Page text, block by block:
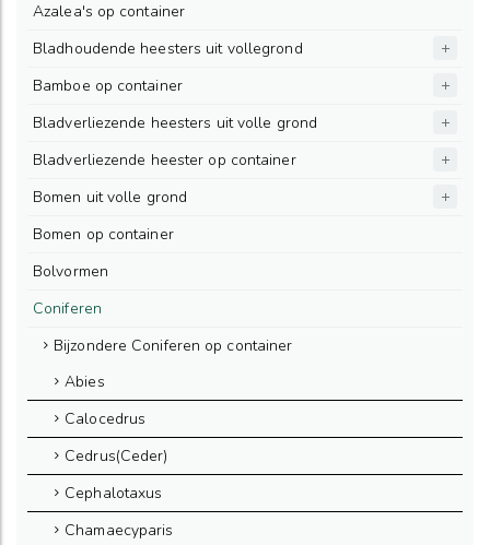
Azalea's op container
Bladhoudende heesters uit vollegrond
Bamboe op container
Bladverliezende heesters uit volle grond
Bladverliezende heester op container
Bomen uit volle grond
Bomen op container
Bolvormen
Coniferen
Bijzondere Coniferen op container
Abies
Calocedrus
Cedrus(Ceder)
Cephalotaxus
Chamaecyparis